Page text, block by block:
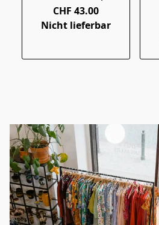
CHF 43.00
Nicht lieferbar